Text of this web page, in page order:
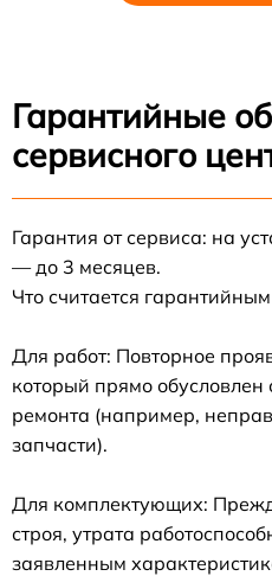
Гарантийные
сервисного
Гарантия от сервиса: на
— до 3 месяцев.
Что считается
Для работ: Повторное
который прямо обусловлен
ремонта (например,
запчасти).
Для комплектующих:
строя, утрата
заявленным